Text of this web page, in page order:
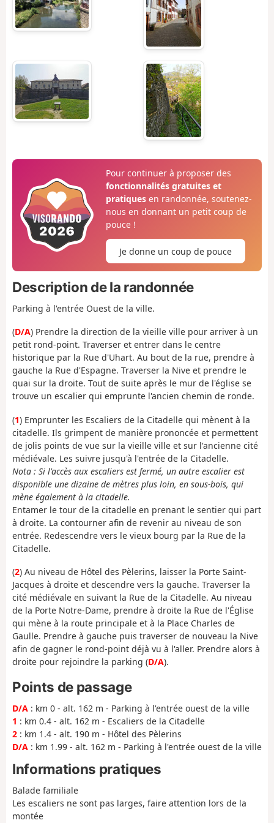
Pour continuer à proposer des
fonctionnalités gratuites et
pratiquesen randonnée, soutenez-
nous en donnant un petit coup de
pouce !
Je donne un coup de pouce
Description de la randonnée
Parking à l'entrée Ouest de la ville.
(D/A) Prendre la direction de la vieille ville pour arriver à un
petit rond-point. Traverser et entrer dans le centre
historique par la Rue d'Uhart. Au bout de la rue, prendre à
gauche la Rue d'Espagne. Traverser la Nive et prendre le
quai sur la droite. Tout de suite après le mur de l'église se
trouve un escalier qui emprunte l'ancien chemin de ronde.
(1) Emprunter les Escaliers de la Citadelle qui mènent à la
citadelle. Ils grimpent de manière prononcée et permettent
de jolis points de vue sur la vieille ville et sur l'ancienne cité
médiévale. Les suivre jusqu'à l'entrée de la Citadelle.
Nota : Si l'accès aux escaliers est fermé, un autre escalier est
disponible une dizaine de mètres plus loin, en sous-bois, qui
mène également à la citadelle.
Entamer le tour de la citadelle en prenant le sentier qui part
à droite. La contourner afin de revenir au niveau de son
entrée. Redescendre vers le vieux bourg par la Rue de la
Citadelle.
(2) Au niveau de Hôtel des Pèlerins, laisser la Porte Saint-
Jacques à droite et descendre vers la gauche. Traverser la
cité médiévale en suivant la Rue de la Citadelle. Au niveau
de la Porte Notre-Dame, prendre à droite la Rue de l'Église
qui mène à la route principale et à la Place Charles de
Gaulle. Prendre à gauche puis traverser de nouveau la Nive
afin de gagner le rond-point déjà vu à l'aller. Prendre alors à
droite pour rejoindre la parking (D/A).
Points de passage
D/A : km 0 - alt. 162 m - Parking à l'entrée ouest de la ville
1 : km 0.4 - alt. 162 m - Escaliers de la Citadelle
2 : km 1.4 - alt. 190 m - Hôtel des Pèlerins
D/A : km 1.99 - alt. 162 m - Parking à l'entrée ouest de la ville
Informations pratiques
Balade familiale
Les escaliers ne sont pas larges, faire attention lors de la
montée